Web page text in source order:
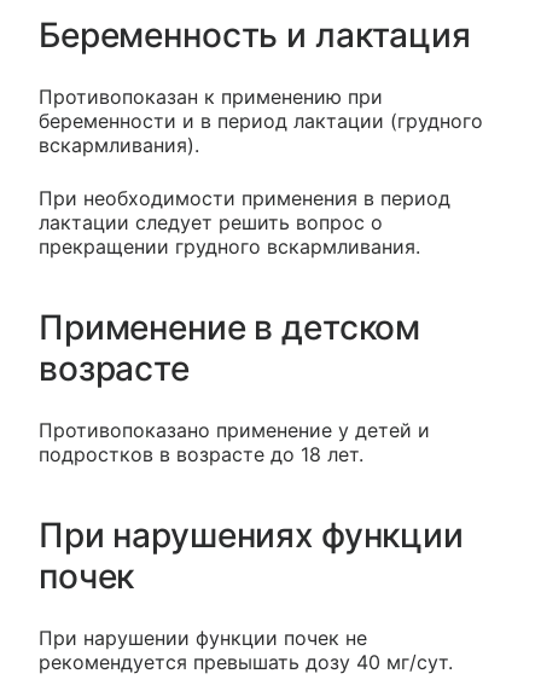
Беременность и лактация
Противопоказан к применению при
беременности и в период лактации (грудного
вскармливания).
При необходимости применения в период
лактации следует решить вопрос о
прекращении грудного вскармливания.
Применение в детском
возрасте
Противопоказано применение у детей и
подростков в возрасте до 18 лет.
При нарушениях функции
почек
При нарушении функции почек не
рекомендуется превышать дозу 40 мг/сут.